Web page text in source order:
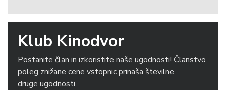
Klub Kinodvor
Postanite član in izkoristite naše ugodnosti! Članstvo
poleg znižane cene vstopnic prinaša številne
druge ugodnosti.